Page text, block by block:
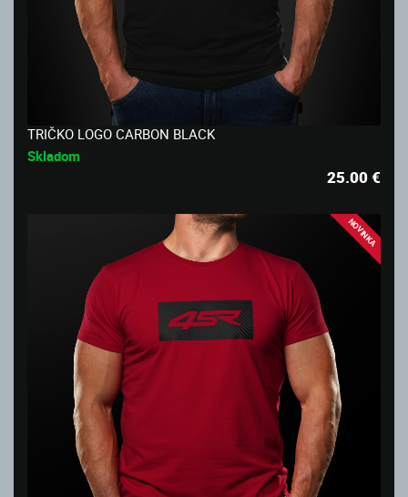
TRIČKO LOGO CARBON BLACK
Skladom
25.00€
NOVINKA